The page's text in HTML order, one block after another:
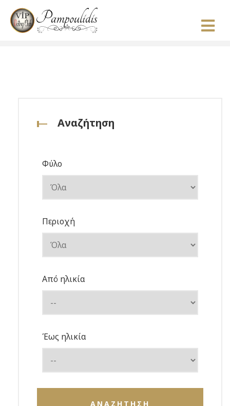
Αναζήτηση
Φύλο
Περιοχή
Από ηλικία
Έως ηλικία
ΑΝΑΖΗΤΗΣΗ